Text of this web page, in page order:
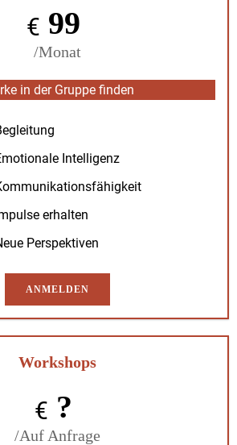
€ 99
/Monat
in der Gruppe find­en
Intel­li­genz
erhal­ten
Per­spek­tiv­en
ANMELDEN
Workshops
€ ?
/Auf Anfrage